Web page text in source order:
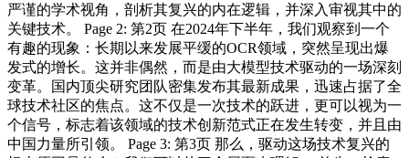
严谨的学术视角，剖析其复兴的内在逻辑，并深入审视其中的
关键技术。 Page 2: 第2页 在2024年下半年，我们观察到一个
有趣的现象：长期以来发展平缓的OCR领域，突然呈现出爆
发式的增长。这并非偶然，而是由大模型技术驱动的一场深刻
变革。国内顶尖研究团队密集发布其最新成果，迅速占据了全
球技术社区的焦点。这不仅是一次技术的跃进，更可以视为一
个信号，标志着该领域的技术创新范式正在发生转变，并且由
中国力量所引领。 Page 3: 第3页 那么，驱动这场技术复兴的